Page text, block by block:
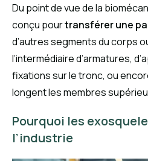
Du point de vue de la
conçu pourtransférer une
d’autres segments du corps
l’intermédiaire d’armatures,
fixations sur le tronc, ou
longent les membres
Pourquoi les
l’industrie